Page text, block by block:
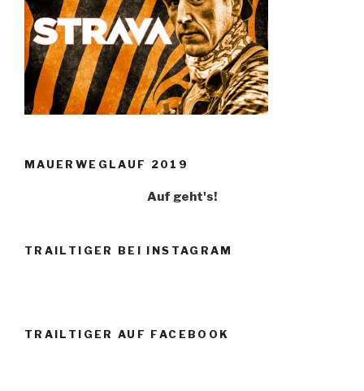
MAUERWEGLAUF 2019
Auf geht's!
TRAILTIGER BEI INSTAGRAM
TRAILTIGER AUF FACEBOOK